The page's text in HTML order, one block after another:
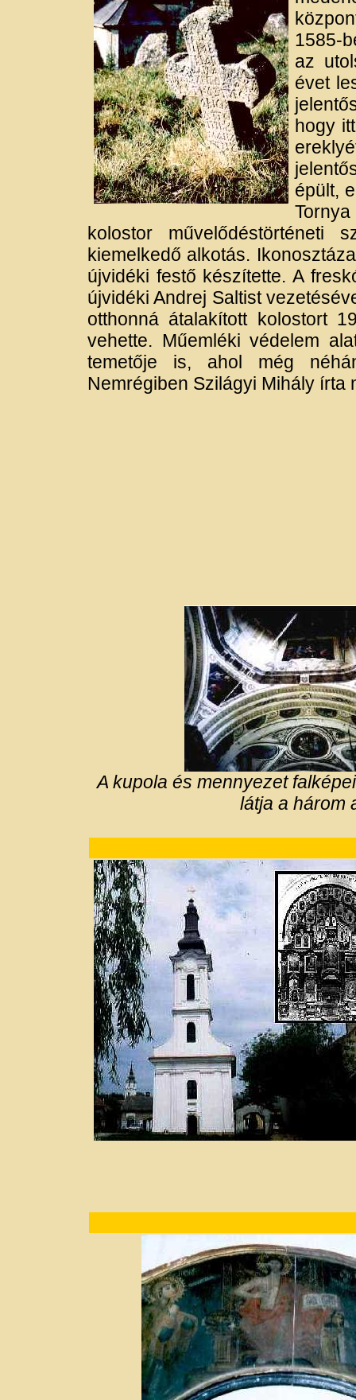
1585-
az
évet
hogy
épült,
kolostor művelődéstörténeti
kiemelkedő alkotás.
újvidéki festő készítette. A
újvidéki Andrej Saltist
otthonná átalakított kolostort
vehette. Műemléki védelem
temetője is, ahol még
Nemrégiben Szilágyi Mihály írta
A kupola és mennyezet
látja a három